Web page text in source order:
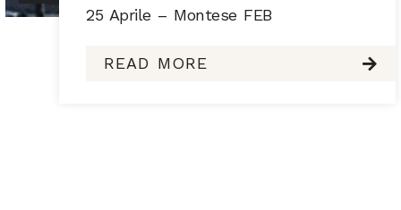
25 Aprile – Montese FEB
READ MORE